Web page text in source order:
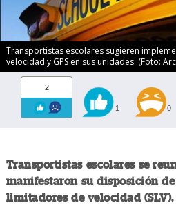
Transportistas escolares sugieren
velocidad y GPS en sus unidades. (Foto:
2
1 0
Transportistas escolares se
manifestaron su disposición
limitadores de velocidad (SLV).